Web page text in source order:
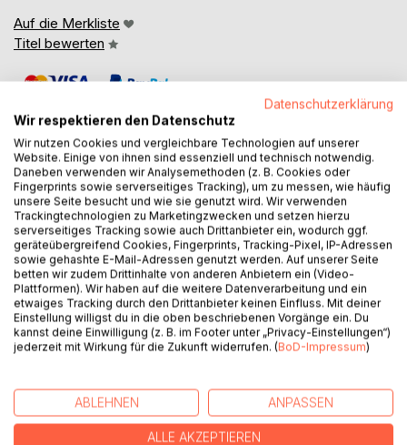
Auf die Merkliste
Titel bewerten
BESCHREIBUNG
Die Gedichte von Caroline Gärtner sind Ausdruck tiefer
Lebenserfahrung. Beobachtungen werden zu
symbolischen Lebensweisheiten. Gegenstände werden zu
Mythen verwandelt. Die Gedichte eröffnen dem Leser eine
weite, ja oft mystische Gedankenwelt. Die Konturen neuer
unbekannter Impressionen werden sichtbar.
Datenschutzerklärung
Wir respektieren den Datenschutz
Wir nutzen Cookies und vergleichbare Technologien auf unserer
Website. Einige von ihnen sind essenziell und technisch notwendig.
Daneben verwenden wir Analysemethoden (z. B. Cookies oder
Fingerprints sowie serverseitiges Tracking), um zu messen, wie häufig
unsere Seite besucht und wie sie genutzt wird. Wir verwenden
Trackingtechnologien zu Marketingzwecken und setzen hierzu
serverseitiges Tracking sowie auch Drittanbieter ein, wodurch ggf.
geräteübergreifend Cookies, Fingerprints, Tracking-Pixel, IP-Adressen
sowie gehashte E-Mail-Adressen genutzt werden. Auf unserer Seite
betten wir zudem Drittinhalte von anderen Anbietern ein (Video-
Plattformen). Wir haben auf die weitere Datenverarbeitung und ein
etwaiges Tracking durch den Drittanbieter keinen Einfluss. Mit deiner
Einstellung willigst du in die oben beschriebenen Vorgänge ein. Du
kannst deine Einwilligung (z. B. im Footer unter „Privacy-Einstellungen“)
jederzeit mit Wirkung für die Zukunft widerrufen. (BoD-Impressum)
ABLEHNEN ANPASSEN
ALLE AKZEPTIEREN